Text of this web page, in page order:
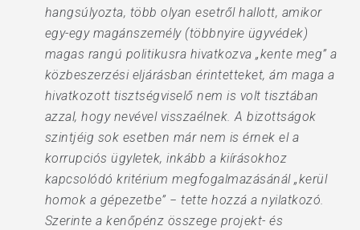
hangsúlyozta, több olyan esetről hallott, amikor
egy-egy magánszemély (többnyire ügyvédek)
magas rangú politikusra hivatkozva „kente meg” a
közbeszerzési eljárásban érintetteket, ám maga a
hivatkozott tisztségviselő nem is volt tisztában
azzal, hogy nevével visszaélnek. A bizottságok
szintjéig sok esetben már nem is érnek el a
korrupciós ügyletek, inkább a kiírásokhoz
kapcsolódó kritérium megfogalmazásánál „kerül
homok a gépezetbe” − tette hozzá a nyilatkozó.
Szerinte a kenőpénz összege projekt- és